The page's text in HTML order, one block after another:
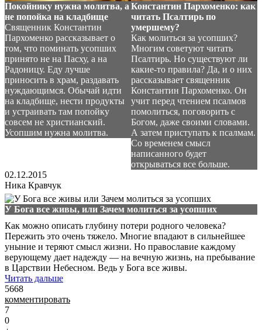
Покойнику нужна молитва, а
не попойка на кладбище
Священник Константин
Пархоменко рассказывает о
том, что поминать усопших
принято не на Пасху, а на
Радоницу. Еду лучше
приносить в храм, раздавать
нуждающимся. Обычай идти
на кладбище, нести продукты
и устраивать там попойку
совсем не христианский.
Усопшим нужна молитва.
Константин Пархоменко: как
читать Псалтирь по
умершему?
Как молиться за усопших?
Многим советуют читать
Псалтирь. Но существуют ли
какие-то правила? Да, и о них
рассказывает священник
Константин Пархоменко. Он
учит перед чтением псалмов
помолиться, поговорить с
Богом, даже своими словами.
А затем приступать к псалмам.
Со временем смысл
написанного будет
открываться все больше.
02.12.2015
Ника Кравчук
У Бога все живы, или Зачем молиться за усопших
Как можно описать глубину потери родного человека?
Пережить это очень тяжело. Многие впадают в сильнейшее
уныние и теряют смысл жизни. Но православие каждому
верующему дает надежду — на вечную жизнь, на пребывание
в Царствии Небесном. Ведь у Бога все живы.
Читать дальше
5668
комментировать
7
0